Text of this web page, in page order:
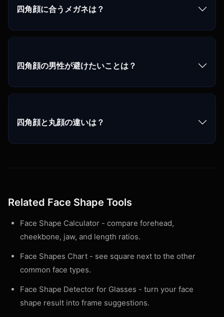
四角顔に合うメガネは？
四角顔の男性が避けたいことは？
四角顔と丸顔の違いは？
Related Face Shape Tools
Face Shape Calculator - compare forehead,
cheekbone, jaw, and length ratios.
Face Shapes Chart - see square next to the other
common face types.
Face Shape Detector for Glasses - turn your face
shape result into frame suggestions.